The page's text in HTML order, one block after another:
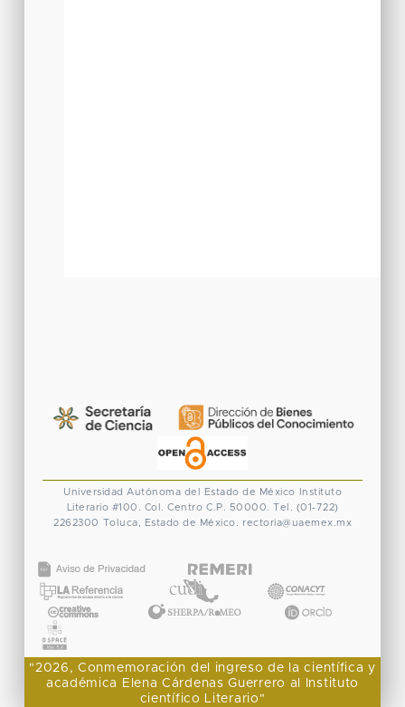
Universidad Autónoma del Estado de México
Instituto
Literario #100. Col. Centro C.P. 50000. Tel. (01-722)
2262300 Toluca, Estado de México. rectoria@uaemex.mx
"2026, Conmemoración del ingreso de la científica y
académica Elena Cárdenas Guerrero al Instituto
científico Literario"